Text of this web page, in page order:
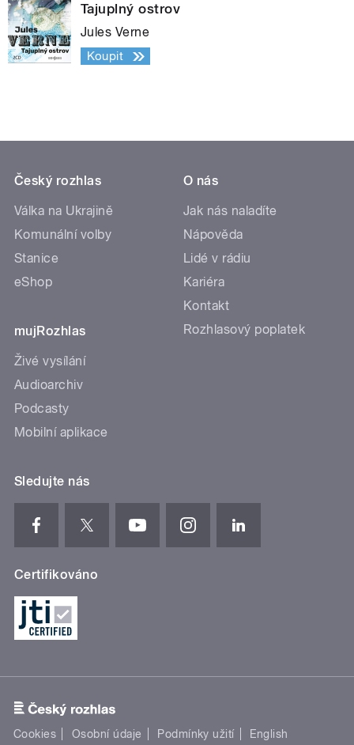
Tajuplný ostrov
Jules Verne
Koupit
Český rozhlas
Válka na Ukrajině
Komunální volby
Stanice
eShop
mujRozhlas
Živé vysílání
Audioarchiv
Podcasty
Mobilní aplikace
O nás
Jak nás naladíte
Nápověda
Lidé v rádiu
Kariéra
Kontakt
Rozhlasový poplatek
Sledujte nás
Certifikováno
Cookies Osobní údaje Podmínky užití English